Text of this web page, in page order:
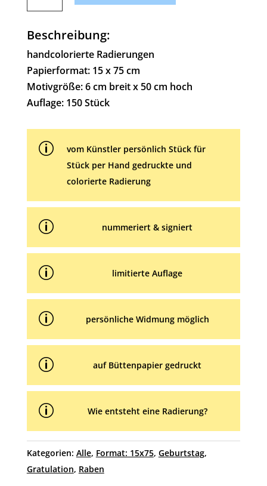
Menge
r
n
a
t
i
e
Beschreibung:
handcolorierte Radierungen
Papierformat: 15 x 75 cm
Motivgröße: 6 cm breit x 50 cm hoch
Auflage: 150 Stück
p
vom Künstler persönlich Stück für
Stück per Hand gedruckte und
colorierte Radierung
p nummeriert & signiert
p limitierte Auflage
p persönliche Widmung möglich
p auf Büttenpapier gedruckt
p Wie entsteht eine Radierung?
Kategorien: Alle, Format: 15x75, Geburtstag,
Gratulation, Raben